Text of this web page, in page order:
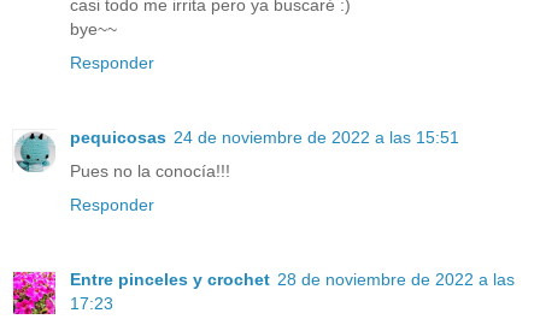
casi todo me irrita pero ya buscaré :)
bye~~
Responder
pequicosas 24 de noviembre de 2022 a las 15:51
Pues no la conocía!!!
Responder
Entre pinceles y crochet 28 de noviembre de 2022 a las
17:23